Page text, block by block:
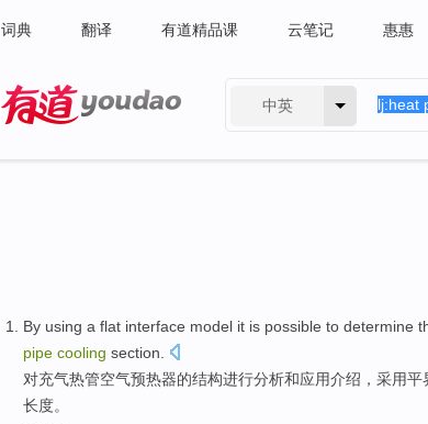
词典 翻译 有道精品课 云笔记 惠惠
中英
By using a flat interface model it is possible to determine
pipe cooling section
对充气热管空气预热器的结构进行分析和应用介绍，采用平
长度。